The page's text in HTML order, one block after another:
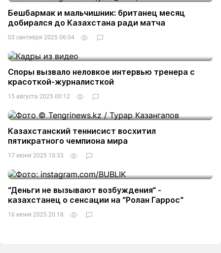
Бешбармак и мальчишник: британец месяц
добирался до Казахстана ради матча
03 сентября 2025 06:04
Споры вызвало неловкое интервью тренера с
красоткой-журналисткой
15 августа 2025 00:12
Казахстанский теннисист восхитил
пятикратного чемпиона мира
17 июня 2025 10:33
“Деньги не вызывают возбуждения“ -
казахстанец о сенсации на “Ролан Гаррос“
16 июня 2025 20:18